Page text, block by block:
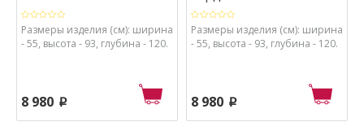
Размеры изделия (см): ширина
- 55, высота - 93, глубина - 120.
8 980 p
Размеры изделия (см): ширина
- 55, высота - 93, глубина - 120.
8 980 p